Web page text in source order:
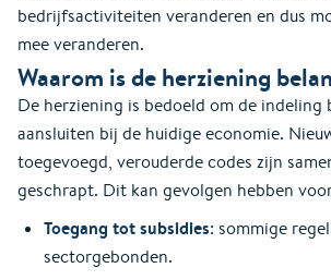
bedrijfsactiviteiten veranderen en dus
mee veranderen.
Waarom is de herziening
De herziening is bedoeld om de indeling
aansluiten bij de huidige economie.
toegevoegd, verouderde codes zijn
geschrapt. Dit kan gevolgen hebben
Toegang tot subsidies: sommige
sectorgebonden.